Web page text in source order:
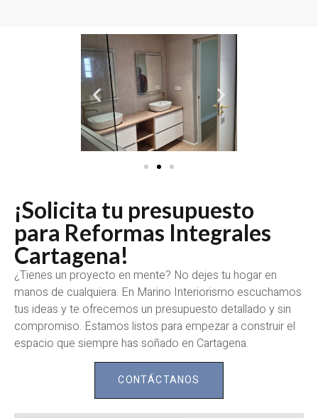
¡Solicita tu presupuesto
para Reformas Integrales
Cartagena!
¿Tienes un proyecto en mente? No dejes tu hogar en
manos de cualquiera. En Marino Interiorismo escuchamos
tus ideas y te ofrecemos un presupuesto detallado y sin
compromiso. Estamos listos para empezar a construir el
espacio que siempre has soñado en Cartagena.
CONTÁCTANOS